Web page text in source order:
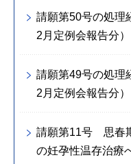
請願第50号の処理
2月定例会報告分）
請願第49号の処理
2月定例会報告分）
請願第11号 思春
の妊孕性温存治療